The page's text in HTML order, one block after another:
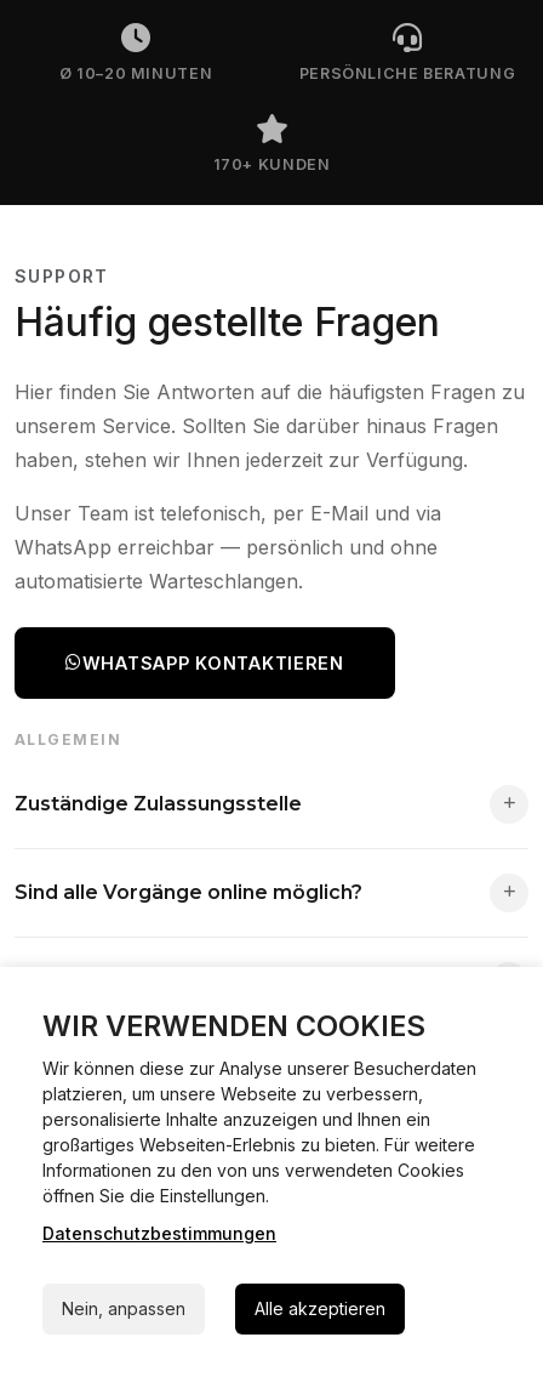
WIR VERWENDEN COOKIES
Wir können diese zur Analyse unserer Besucherdaten
platzieren, um unsere Webseite zu verbessern,
personalisierte Inhalte anzuzeigen und Ihnen ein
großartiges Webseiten-Erlebnis zu bieten. Für weitere
Informationen zu den von uns verwendeten Cookies
öffnen Sie die Einstellungen.
Datenschutzbestimmungen
Nein, anpassen Alle akzeptieren
Ø 10–20 MINUTEN PERSÖNLICHE BERATUNG
170+ KUNDEN
SUPPORT
Häufig gestellte Fragen
Hier finden Sie Antworten auf die häufigsten Fragen zu
unserem Service. Sollten Sie darüber hinaus Fragen
haben, stehen wir Ihnen jederzeit zur Verfügung.
Unser Team ist telefonisch, per E-Mail und via
WhatsApp erreichbar — persönlich und ohne
automatisierte Warteschlangen.
WHATSAPP KONTAKTIEREN
ALLGEMEIN
Zuständige Zulassungsstelle
Antrag wird automatisch an die richtige Stelle weitergeleitet.
Sind alle Vorgänge online möglich?
01.01.2015.
Ein Internetverfahren, mit dem du Fahrzeuge anmelden,
ummelden oder abmelden kannst – inklusive Dateneingabe,
Dokumentprüfung und Bezahlung.
Welche Vorteile gibt es?
Zeitersparnis, flexible Durchführung, kein Besuch der
Behörde notwendig.
Welche Unterlagen werden benötigt?
Versicherungsnachweis, falls erforderlich TÜV-Bericht.
Wie sicher ist das Verfahren?
Die Prozesse laufen über gesicherte Verbindungen mit
Kann ich mein Fahrzeug online ummelden oder